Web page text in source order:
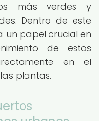
más verdes y
Dentro de este
un papel crucial en
de estos
en el
plantas.